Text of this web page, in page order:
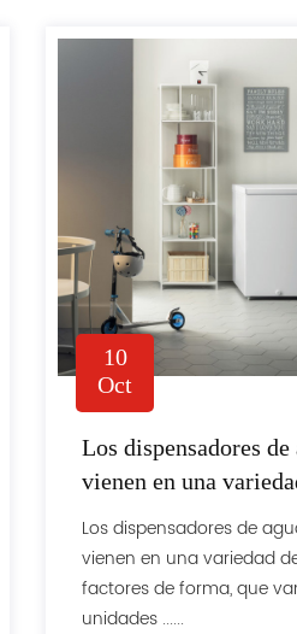
10
Oct
Los dispensadores de
vienen en una
factores de forma
Los dispensadores de
vienen en una variedad
factores de forma, que
unidades ......